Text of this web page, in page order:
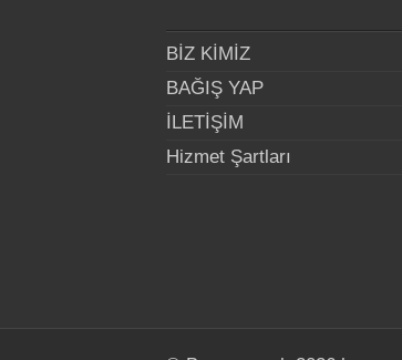
BİZ KİMİZ
BAĞIŞ YAP
İLETİŞİM
Hizmet Şartları